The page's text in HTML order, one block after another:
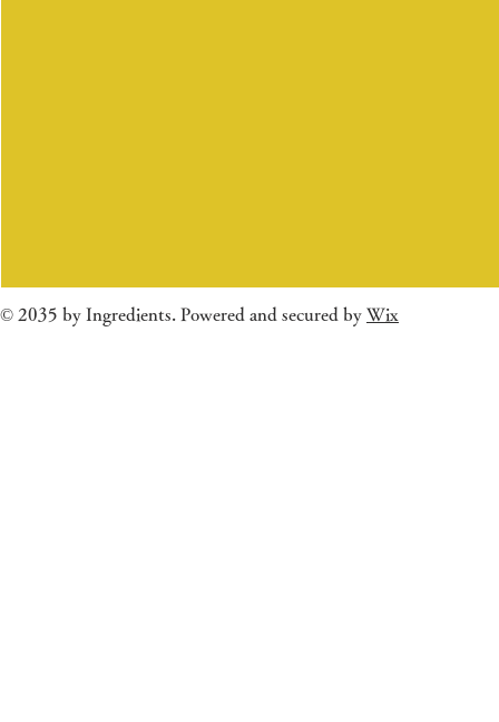
© 2035 by Ingredients. Powered and secured by Wix